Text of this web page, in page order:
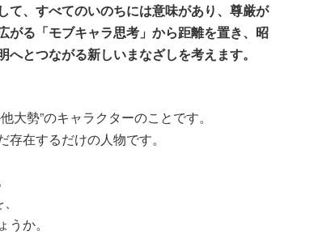
て、すべてのいのちには意味があり、尊厳が
がる「モブキャラ思考」から距離を置き、昭
とつながる新しいまなざしを考えます。
大勢”のキャラクターのことです。
在するだけの人物です。
か。